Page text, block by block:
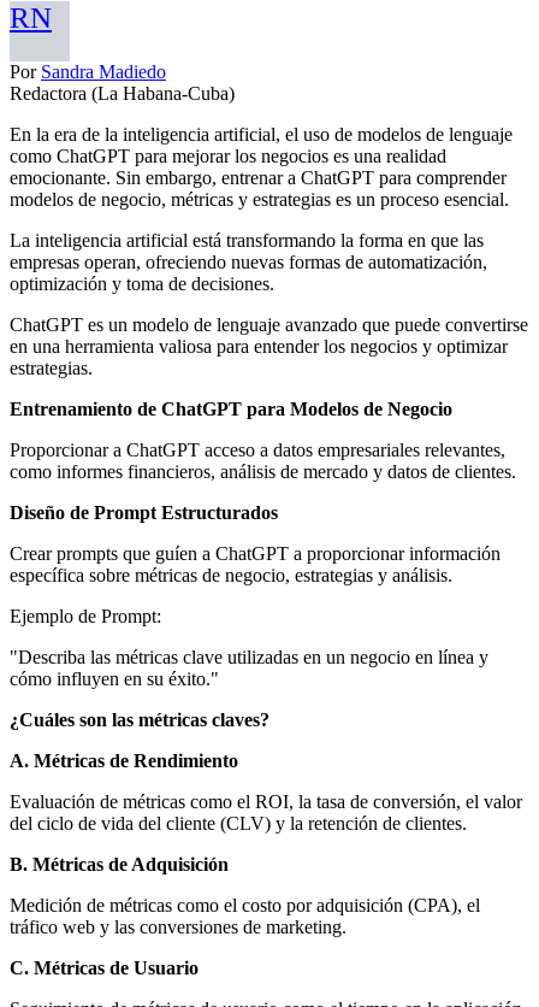
RN
Por Sandra Madiedo
Redactora (La Habana-Cuba)
En la era de la inteligencia artificial, el uso de modelos de lenguaje
como ChatGPT para mejorar los negocios es una realidad
emocionante. Sin embargo, entrenar a ChatGPT para comprender
modelos de negocio, métricas y estrategias es un proceso esencial.
La inteligencia artificial está transformando la forma en que las
empresas operan, ofreciendo nuevas formas de automatización,
optimización y toma de decisiones.
ChatGPT es un modelo de lenguaje avanzado que puede convertirse
en una herramienta valiosa para entender los negocios y optimizar
estrategias.
Entrenamiento de ChatGPT para Modelos de Negocio
Proporcionar a ChatGPT acceso a datos empresariales relevantes,
como informes financieros, análisis de mercado y datos de clientes.
Diseño de Prompt Estructurados
Crear prompts que guíen a ChatGPT a proporcionar información
específica sobre métricas de negocio, estrategias y análisis.
Ejemplo de Prompt:
"Describa las métricas clave utilizadas en un negocio en línea y
cómo influyen en su éxito."
¿Cuáles son las métricas claves?
A. Métricas de Rendimiento
Evaluación de métricas como el ROI, la tasa de conversión, el valor
del ciclo de vida del cliente (CLV) y la retención de clientes.
B. Métricas de Adquisición
Medición de métricas como el costo por adquisición (CPA), el
tráfico web y las conversiones de marketing.
C. Métricas de Usuario